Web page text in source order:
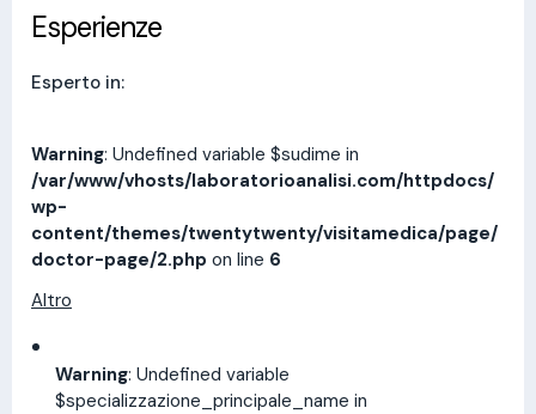
Esperienze
Esperto in:
Warning: Undefined variable $sudime in
/var/www/vhosts/laboratorioanalisi.com/httpdocs/
wp-
content/themes/twentytwenty/visitamedica/page/
doctor-page/2.php on line 6
Altro
Warning: Undefined variable
$specializzazione_principale_name in